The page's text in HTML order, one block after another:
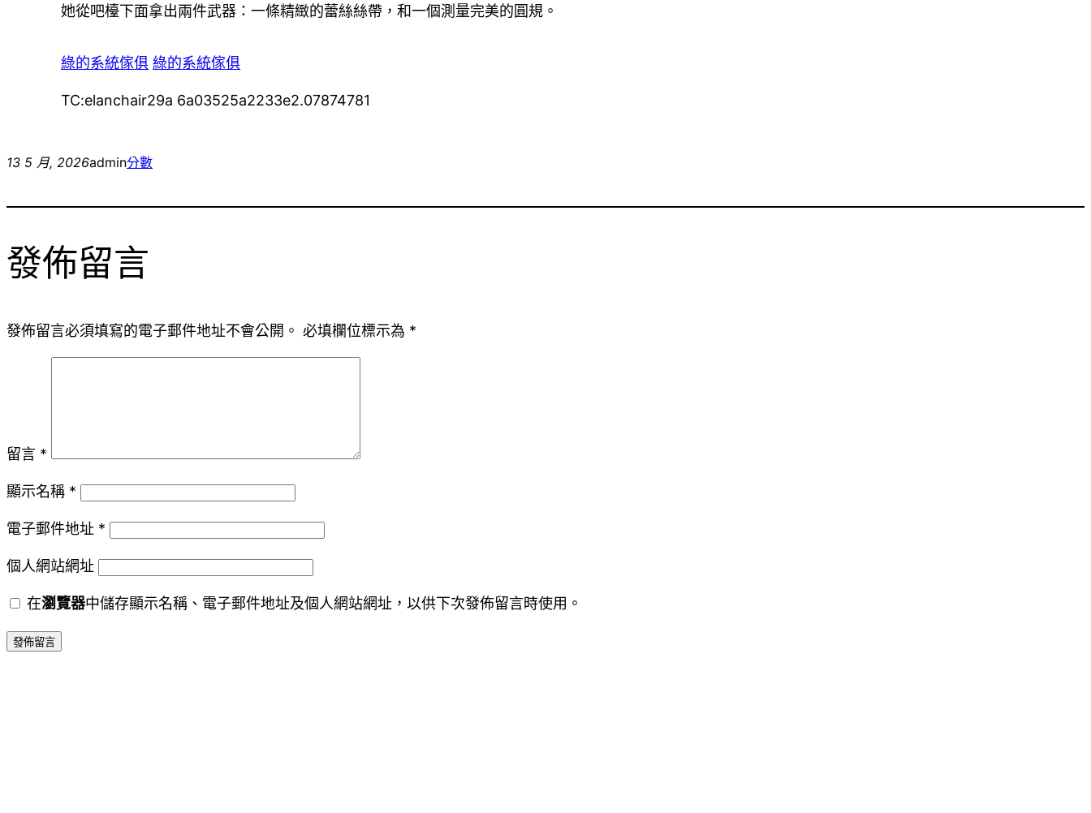
她從吧檯下面拿出兩件武器：一條精緻的蕾絲絲帶，和一個測量完美的圓規。
綠的系統傢俱 綠的系統傢俱
TC:elanchair29a 6a03525a2233e2.07874781
13 5 月, 2026admin分數
發佈留言
發佈留言必須填寫的電子郵件地址不會公開。 必填欄位標示為 *
留言 *
顯示名稱 *
電子郵件地址 *
個人網站網址
在瀏覽器中儲存顯示名稱、電子郵件地址及個人網站網址，以供下次發佈留言時使用。